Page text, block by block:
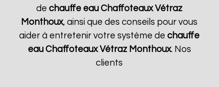
dechauffe eau Chaffoteaux Vétraz
Monthoux, ainsi que des conseils pour vous
aider à entretenir votre système dechauffe
eau Chaffoteaux Vétraz Monthoux. Nos
clients